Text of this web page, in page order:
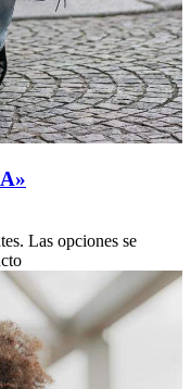
Las opciones se